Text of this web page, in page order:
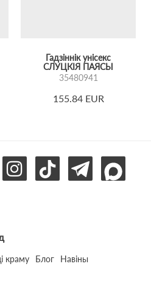
Гадзіннік унісекс
СЛУЦКІЯ ПАЯСЫ
35480941
155.84 EUR
краму Блог Навіны